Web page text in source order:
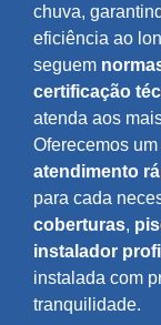
chuva,
eficiência ao
seguem
certificação
atenda aos
Oferecemos um
atendimento
para cada
coberturas,
instalador
instalada com
tranquilidade.